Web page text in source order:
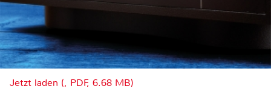
Jetzt laden (, PDF, 6.68 MB)